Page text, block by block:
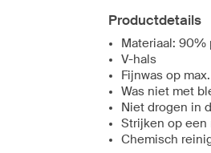
Productdetails
Materiaal: 90%
V-hals
Fijnwas op
Was niet met
Niet drogen in
Strijken op een
Chemisch